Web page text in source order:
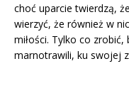
choć uparcie twierdzą,
wierzyć, że również w
miło­ści. Tylko co
marnotrawili, ku swojej